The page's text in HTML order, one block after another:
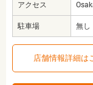
アクセス
駐車場 無し
店舗情報詳細は